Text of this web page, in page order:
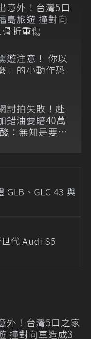
意外！台灣5口
島旅遊 撞對向
折重傷
遊注意！ 你以
」的小動作恐
討拍失敗！赴
錯油要賠40萬
：無知是要付
GLB、GLC 43 與
代 Audi S5
外！台灣5口之家
撞對向車造成3